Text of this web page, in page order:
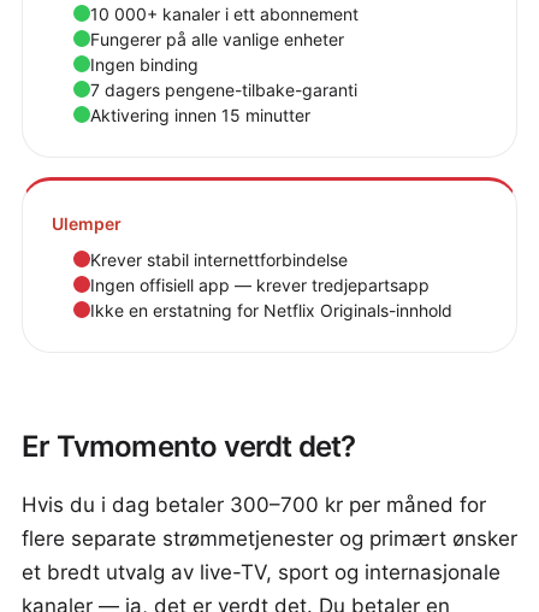
10 000+ kanaler i ett abonnement
Fungerer på alle vanlige enheter
Ingen binding
7 dagers pengene-tilbake-garanti
Aktivering innen 15 minutter
Ulemper
Krever stabil internettforbindelse
Ingen offisiell app — krever tredjepartsapp
Ikke en erstatning for Netflix Originals-innhold
Er Tvmomento verdt det?
Hvis du i dag betaler 300–700 kr per måned for
flere separate strømmetjenester og primært ønsker
et bredt utvalg av live-TV, sport og internasjonale
kanaler — ja, det er verdt det. Du betaler en